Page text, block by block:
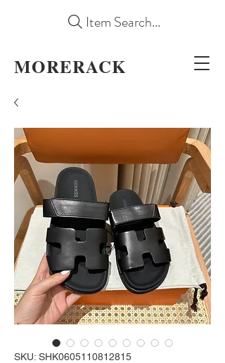
MORERACK
Item Search...
SKU: SHK0605110812815